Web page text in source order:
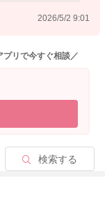
受診の目安となさ
2026/4/30 12:54
2026/5/2 9:01
リで今すぐ相談／
検索する